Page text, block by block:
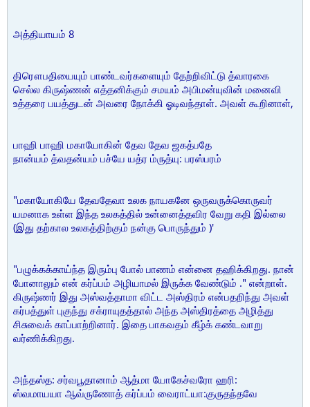
அத்தியாயம் 8
திரௌபதியையும் பாண்டவர்களையும் தேற்றிவிட்டு த்வாரகை
செல்ல கிருஷ்ணன் எத்தனிக்கும் சமயம் அபிமன்யுவின் மனைவி
உத்தரை பயத்துடன் அவரை நோக்கி ஓடிவந்தாள். அவள் கூறினாள்,
பாஹி பாஹி மகாயோகின் தேவ தேவ ஜகத்பதே
நான்யம் த்வதன்யம் பச்யே யத்ர ம்ருத்யு: பரஸ்பரம்
"மகாயோகியே தேவதேவா உலக நாயகனே ஒருவருக்கொருவர்
யமனாக உள்ள இந்த உலகத்தில் உன்னைத்தவிர வேறு கதி இல்லை
(இது தற்கால உலகத்திற்கும் நன்கு பொருந்தும் )'
"பழுக்கக்காய்ந்த இரும்பு போல் பாணம் என்னை தஹிக்கிறது. நான்
போனாலும் என் கர்ப்பம் அழியாமல் இருக்க வேண்டும் ." என்றாள்.
கிருஷ்ணர் இது அஸ்வத்தாமா விட்ட அஸ்திரம் என்பதறிந்து அவள்
கர்பத்துள் புகுந்து சக்ராயுதத்தால் அந்த அஸ்திரத்தை அழித்து
சிசுவைக் காப்பாற்றினார். இதை பாகவதம் கீழ்க் கண்டவாறு
வர்ணிக்கிறது.
அந்தஸ்த: சர்வபூதானாம் ஆத்மா யோகேச்வரோ ஹரி:
ஸ்வமாயயா ஆவ்ருணோத் கர்ப்பம் வைராட்யா:குருதந்தவே